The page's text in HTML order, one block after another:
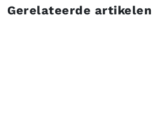
Gerelateerde artikelen